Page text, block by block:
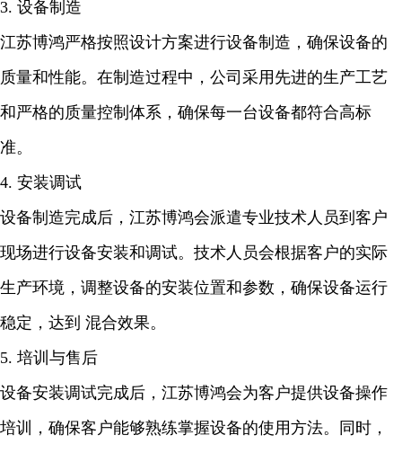
3. 设备制造
江苏博鸿严格按照设计方案进行设备制造，确保设备的
质量和性能。在制造过程中，公司采用先进的生产工艺
和严格的质量控制体系，确保每一台设备都符合高标
准。
4. 安装调试
设备制造完成后，江苏博鸿会派遣专业技术人员到客户
现场进行设备安装和调试。技术人员会根据客户的实际
生产环境，调整设备的安装位置和参数，确保设备运行
稳定，达到 混合效果。
5. 培训与售后
设备安装调试完成后，江苏博鸿会为客户提供设备操作
培训，确保客户能够熟练掌握设备的使用方法。同时，